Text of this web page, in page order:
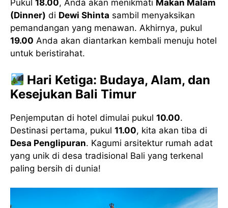
Pukul 18.00, Anda akan menikmati Makan Malam
(Dinner) di Dewi Shinta sambil menyaksikan
pemandangan yang menawan. Akhirnya, pukul
19.00 Anda akan diantarkan kembali menuju hotel
untuk beristirahat.
Hari Ketiga: Budaya, Alam, dan
Kesejukan Bali Timur
Penjemputan di hotel dimulai pukul 10.00.
Destinasi pertama, pukul 11.00, kita akan tiba di
Desa Penglipuran. Kagumi arsitektur rumah adat
yang unik di desa tradisional Bali yang terkenal
paling bersih di dunia!